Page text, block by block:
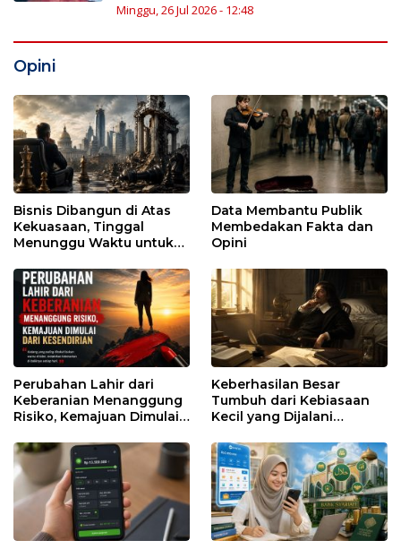
Minggu, 26 Jul 2026 - 12:48
Opini
Bisnis Dibangun di Atas
Kekuasaan, Tinggal
Menunggu Waktu untuk
Data Membantu Publik
Membedakan Fakta dan
Opini
Perubahan Lahir dari
Keberanian Menanggung
Risiko, Kemajuan Dimulai
Keberhasilan Besar
Tumbuh dari Kebiasaan
Kecil yang Dijalani